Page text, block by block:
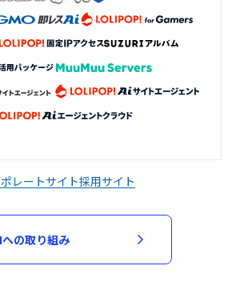
を求められた場合には、速やか
資料を提出するものとしま
諾せず又は参加契約を取り消す
るものとします。
確又は誤りがあった場合
ビスの利用停止等の処分を受け
合
基づく資料の提出がない場合
レートサイト採用サイト
の取り組み